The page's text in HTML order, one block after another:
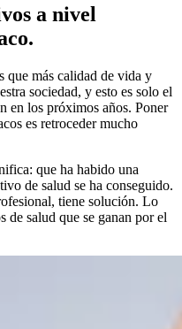
a nivel
que más calidad de vida y
sociedad, y esto es solo el
en los próximos años. Poner
es retroceder mucho
que ha habido una
de salud se ha conseguido.
tiene solución. Lo
de salud que se ganan por el